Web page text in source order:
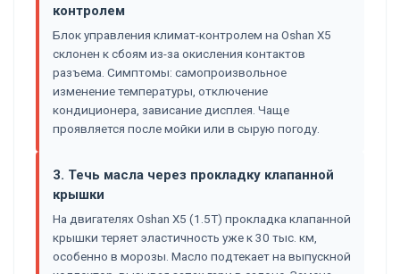
контролем
Блок управления климат-контролем на Oshan X5
склонен к сбоям из-за окисления контактов
разъема. Симптомы: самопроизвольное
изменение температуры, отключение
кондиционера, зависание дисплея. Чаще
проявляется после мойки или в сырую погоду.
3. Течь масла через прокладку клапанной
крышки
На двигателях Oshan X5 (1.5T) прокладка клапанной
крышки теряет эластичность уже к 30 тыс. км,
особенно в морозы. Масло подтекает на выпускной